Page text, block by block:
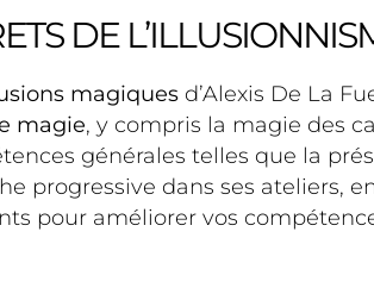
DE
magiques d’Alexis De La
magie, y compris la magie des
générales telles que la
progressive dans ses ateliers,
pour améliorer vos